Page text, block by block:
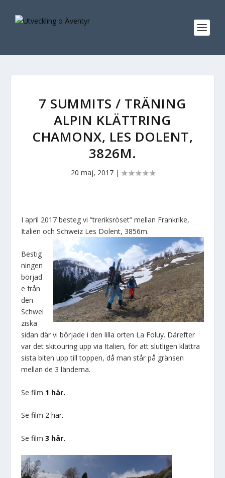
7 SUMMITS / TRÄNING
ALPIN KLÄTTRING
CHAMONX, LES DOLENT,
3826M.
20 maj, 2017|
I april 2017 besteg vi ”treriksröset” mellan Frankrike,
Italien och Schweiz Les Dolent, 3856m.
Bestig
ningen
börjad
e från
den
Schwei
ziska
sidan där vi började i den lilla orten La Foluy. Därefter
var det skitouring upp via Italien, för att slutligen klättra
sista biten upp till toppen, då man står på gränsen
mellan de 3 länderna.
Se film 1 här.
Se film 2 här.
Se film3 här.